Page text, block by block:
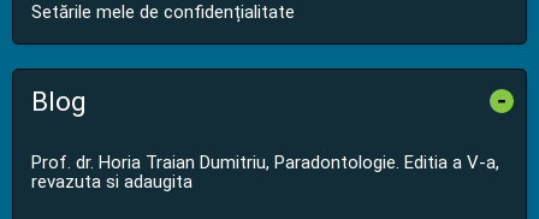
Setările mele de confidențialitate
Blog -
Prof. dr. Horia Traian Dumitriu, Paradontologie. Editia a V-a,
revazuta si adaugita